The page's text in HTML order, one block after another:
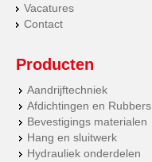
Vacatures
Contact
Producten
Aandrijftechniek
Afdichtingen en Rubbers
Bevestigings materialen
Hang en sluitwerk
Hydrauliek onderdelen